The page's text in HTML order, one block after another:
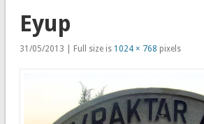
Eyup
31/05/2013 | Full size is 1024 × 768 pixels